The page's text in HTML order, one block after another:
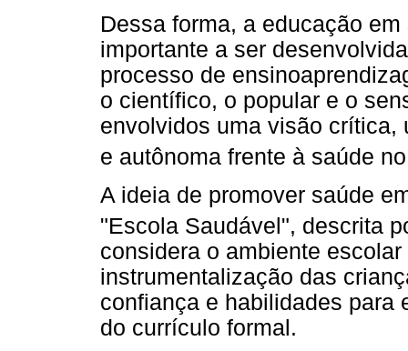
Dessa forma, a educação
importante a ser
processo de
o científico, o popular e o
envolvidos uma visão crítica,
e autônoma frente à saúde
A ideia de promover saúde
"Escola Saudável", descrita
considera o ambiente
instrumentalização das
confiança e habilidades para
do currículo formal.